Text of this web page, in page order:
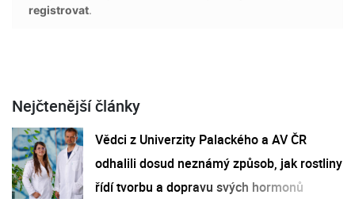
registrovat.
Nejčtenější články
Vědci z Univerzity Palackého a AV ČR
odhalili dosud neznámý způsob, jak rostliny
řídí tvorbu a dopravu svých hormonů